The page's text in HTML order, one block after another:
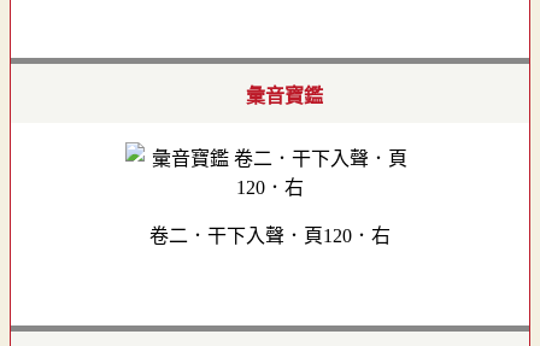
彙音寶鑑
卷二．干下入聲．頁120．右